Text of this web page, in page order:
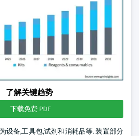
了解关键趋势
下载免费 PDF
设备,工具包,试剂和消耗品等. 装置部分